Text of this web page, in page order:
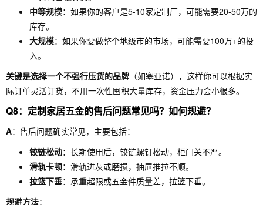
中等规模：如果你的客户是5-10家定制厂，可能需要20-50万的
库存。
大规模：如果你要做整个地级市的市场，可能需要100万+的投
入。
关键是选择一个不强行压货的品牌 （如塞亚诺），这样你可以根据实
际订单灵活订货，不用一次性囤积大量库存，资金压力会小很多。
Q8：定制家居五金的售后问题常见吗？如何规避？
A：售后问题确实常见，主要包括：
铰链松动：长期使用后，铰链螺钉松动，柜门关不严。
滑轨卡顿：滑轨进灰或磨损，抽屉推拉不顺。
拉篮下垂：承重超限或五金件质量差，拉篮下垂。
规避方法：